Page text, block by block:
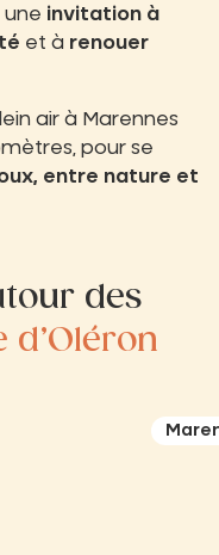
une invitation à
et à renouer
air à Marennes
pour se
entre nature et
des
d’Oléron